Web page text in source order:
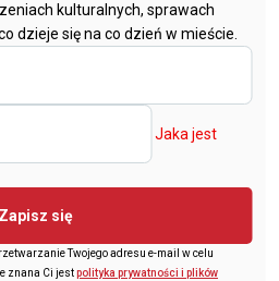
kulturalnych, sprawach
dzieje się na co dzień w mieście.
Jaka jest
Zapisz się
Twojego adresu e-mail w celu
znana Ci jestpolityka prywatności i plików